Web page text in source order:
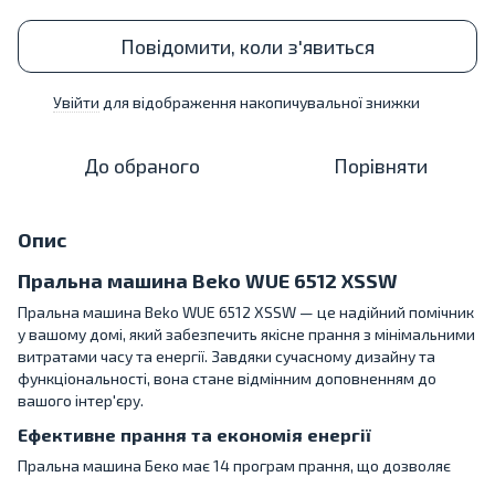
Повідомити, коли з'явиться
Увійти для відображення накопичувальної знижки
До обраного Порівняти
Опис
Пральна машина Beko WUE 6512 XSSW
Пральна машина Beko WUE 6512 XSSW — це надійний помічник
у вашому домі, який забезпечить якісне прання з мінімальними
витратами часу та енергії. Завдяки сучасному дизайну та
функціональності, вона стане відмінним доповненням до
вашого інтер'єру.
Ефективне прання та економія енергії
Пральна машина Беко має 14 програм прання, що дозволяє